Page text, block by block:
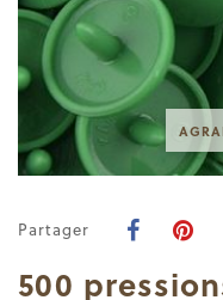
Partager
500